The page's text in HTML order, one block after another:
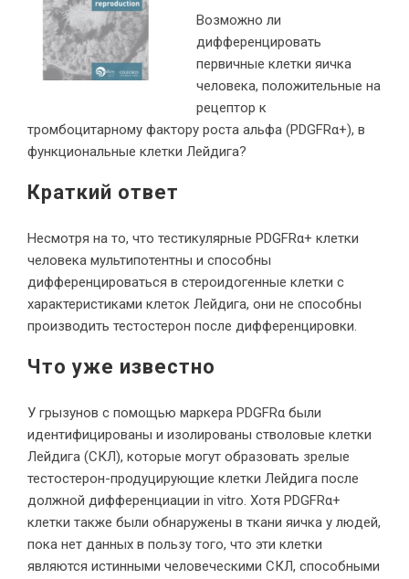
Возможно ли
дифференцировать
первичные клетки яичка
человека, положительные на
рецептор к
тромбоцитарному фактору роста альфа (PDGFRα+), в
функциональные клетки Лейдига?
Краткий ответ
Несмотря на то, что тестикулярные PDGFRα+ клетки
человека мультипотентны и способны
дифференцироваться в стероидогенные клетки с
характеристиками клеток Лейдига, они не способны
производить тестостерон после дифференцировки.
Что уже известно
У грызунов с помощью маркера PDGFRα были
идентифицированы и изолированы стволовые клетки
Лейдига (СКЛ), которые могут образовать зрелые
тестостерон-продуцирующие клетки Лейдига после
должной дифференциации in vitro. Хотя PDGFRα+
клетки также были обнаружены в ткани яичка у людей,
пока нет данных в пользу того, что эти клетки
являются истинными человеческими СКЛ, способными